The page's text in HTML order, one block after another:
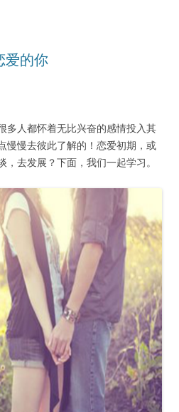
爱的你
多人都怀着无比兴奋的感情投入其
慢慢去彼此了解的！恋爱初期，或
去发展？下面，我们一起学习。